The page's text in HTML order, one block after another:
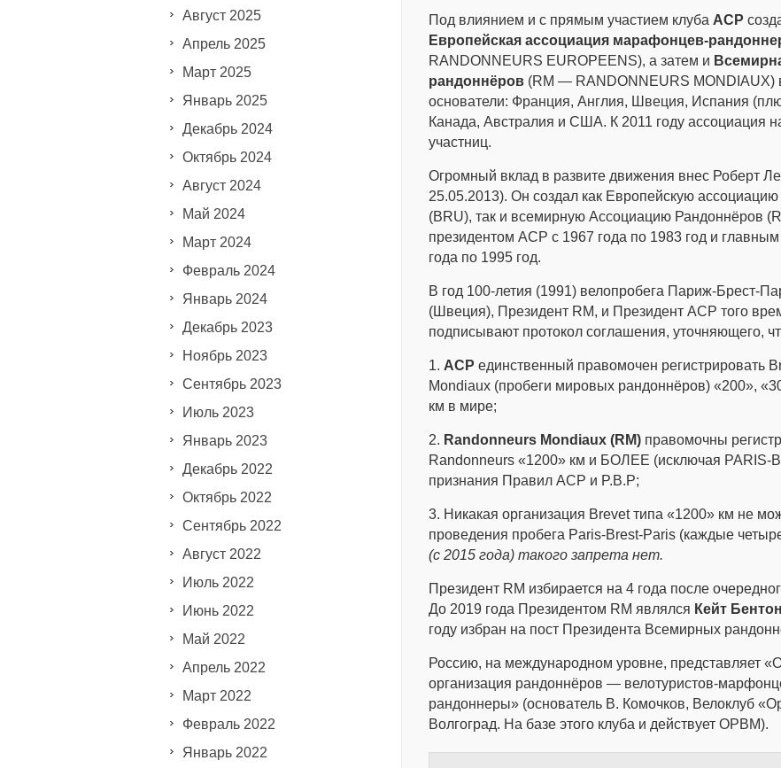
Под влиянием и с прямым участием клуба ACP
Европейская ассоциация марафонцев-
RANDONNEURS EUROPEENS), а затем и
рандоннёров (RM — RANDONNEURS MONDIAUX)
основатели: Франция, Англия, Швеция, Испания
Канада, Австралия и США. К 2011 году ассоциация
участниц.
Огромный вклад в развите движения внес Роберт
25.05.2013). Он создал как Европейскую
(BRU), так и всемирную Ассоциацию Рандоннёров
президентом АСР с 1967 года по 1983 год и
года по 1995 год.
В год 100-летия (1991) велопробега Париж-Брест-
(Швеция), Президент RM, и Президент ACP того
подписывают протокол соглашения, уточняющего,
1. ACP единственный правомочен регистрировать
Mondiaux (пробеги мировых рандоннёров) «200»,
км в мире;
2. Randonneurs Mondiaux (RM) правомочны
Randonneurs «1200» км и БОЛЕЕ (исключая PARIS-
признания Правил ACP и P.B.P;
3. Никакая организация Brevet типа «1200» км не
проведения пробега Paris-Brest-Paris (каждые
(с 2015 года) такого запрета нет.
Президент RM избирается на 4 года после
До 2019 года Президентом RM являлся Кейт Бентон
году избран на пост Президента Всемирных
Россию, на международном уровне, представляет
организация рандоннёров — велотуристов-
рандоннеры» (основатель В. Комочков, Велоклуб
Волгоград. На базе этого клуба и действует ОРВМ).
Август 2025
Апрель 2025
Март 2025
Январь 2025
Декабрь 2024
Октябрь 2024
Август 2024
Май 2024
Март 2024
Февраль 2024
Январь 2024
Декабрь 2023
Ноябрь 2023
Сентябрь 2023
Июль 2023
Январь 2023
Декабрь 2022
Октябрь 2022
Сентябрь 2022
Август 2022
Июль 2022
Июнь 2022
Май 2022
Апрель 2022
Март 2022
Февраль 2022
Январь 2022